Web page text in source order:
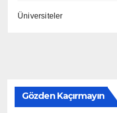
Üniversiteler
Gözden Kaçırmayın